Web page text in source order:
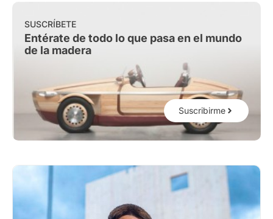
SUSCRÍBETE
Entérate de todo lo que pasa en el mundo
de la madera
Suscribirme